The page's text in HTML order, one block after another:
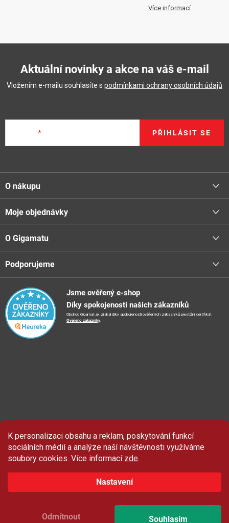
K personalizaci obsahu a reklam, poskytování funkcí
sociálních médií a analýze naší návštěvnosti využíváme
soubory cookies. Více informací zde.
Nastavení
Odmítnout Souhlasím
Více informací
Aktuální novinky a akce na váš e-mail
Vložením e-mailu souhlasíte s podmínkami ochrany osobních údajů
PŘIHLÁSIT SE
á
p
a
O nákupu
Proč nakupovat u nás
Platba - možnosti
Centrála a odběrná místa
Reklamační řád
Vrácení zboží a reklamace
Doporučení při nákupu
Ochrana osobních údajů
Moje objednávky
Přihlásit
O Gigamatu
📞Kontakty
📺TV reklama
📝Blog
🤝 Partneři
Podporujeme
Podporujeme
🏨FN Bulovka
🏨Nemocnice Homolka
Jsme ověřený e-shop
Díky spokojenosti našich zákazníků
Obchod Gigamat.sk získal díky spokojenosti ověřených zákazníků prestižní certifikát
Ověřeno zákazníky.
Copyright 2026Gigamat.cz. Všechna práva vyhrazena.Upravit nastavení cookies